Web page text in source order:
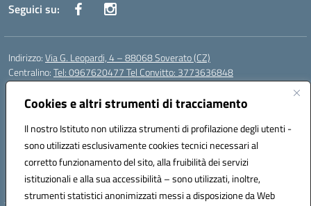
Cookies e altri strumenti di tracciamento
Il nostro Istituto non utilizza strumenti di profilazione degli utenti -
sono utilizzati esclusivamente cookies tecnici necessari al
corretto funzionamento del sito, alla fruibilità dei servizi
istituzionali e alla sua accessibilità – sono utilizzati, inoltre,
strumenti statistici anonimizzati messi a disposizione da Web
Seguici su:
Indirizzo:Via G. Leopardi, 4 – 88068 Soverato (CZ)
Centralino:Tel: 0967620477 Tel Convitto: 3773636848
Email:
Posta elettronica certificata (PEC):czrh04000q@pec.istruzione.it
Codice fiscale: 84000690796
Codice meccanografico:CZRH04000Q
Codice Indice delle Pubbliche Amministrazioni (IPA): istsc_czrh04000q
Codice unico di fatturazione (CUF): UF9M13